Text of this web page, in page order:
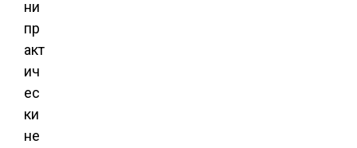
ни
пр
акт
ич
ес
ки
не